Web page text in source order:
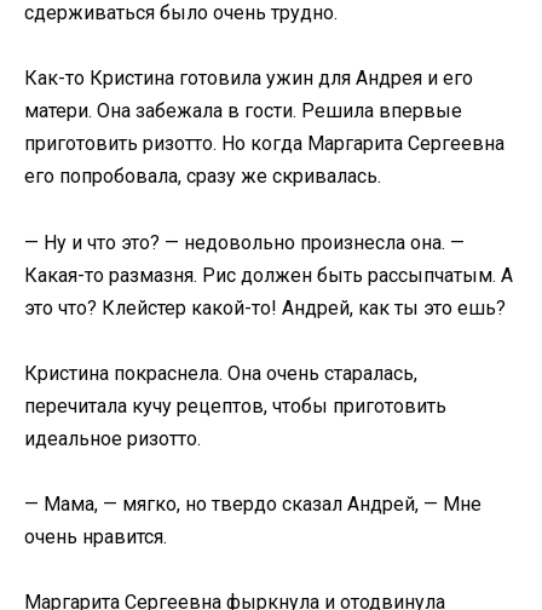
сдерживаться было очень трудно.
Как-то Кристина готовила ужин для Андрея и его
матери. Она забежала в гости. Решила впервые
приготовить ризотто. Но когда Маргарита Сергеевна
его попробовала, сразу же скривалась.
— Ну и что это? — недовольно произнесла она. —
Какая-то размазня. Рис должен быть рассыпчатым. А
это что? Клейстер какой-то! Андрей, как ты это ешь?
Кристина покраснела. Она очень старалась,
перечитала кучу рецептов, чтобы приготовить
идеальное ризотто.
— Мама, — мягко, но твердо сказал Андрей, — Мне
очень нравится.
Маргарита Сергеевна фыркнула и отодвинула